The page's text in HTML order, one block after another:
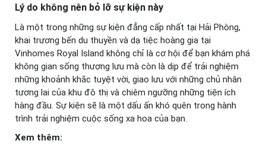
Lý do không nên bỏ lỡ sự kiện này
Là một trong những sự kiện đẳng cấp nhất tại Hải Phòng,
khai trương bến du thuyền và dạ tiệc hoàng gia tại
Vinhomes Royal Island không chỉ là cơ hội để bạn khám phá
không gian sống thượng lưu mà còn là dịp để trải nghiệm
những khoảnh khắc tuyệt vời, giao lưu với những chủ nhân
tương lai của khu đô thị và chiêm ngưỡng những tiện ích
hàng đầu. Sự kiện sẽ là một dấu ấn khó quên trong hành
trình trải nghiệm cuộc sống xa hoa của bạn.
Xem thêm: